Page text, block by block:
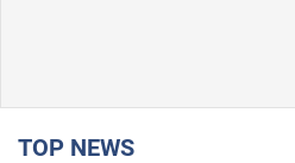
TOP NEWS